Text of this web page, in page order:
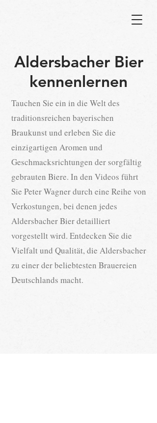
Aldersbacher Bier
kennenlernen
Tauchen Sie ein in die Welt des
traditionsreichen bayerischen
Braukunst und erleben Sie die
einzigartigen Aromen und
Geschmacksrichtungen der sorgfältig
gebrauten Biere. In den Videos führt
Sie Peter Wagner durch eine Reihe von
Verkostungen, bei denen jedes
Aldersbacher Bier detailliert
vorgestellt wird. Entdecken Sie die
Vielfalt und Qualität, die Aldersbacher
zu einer der beliebtesten Brauereien
Deutschlands macht.